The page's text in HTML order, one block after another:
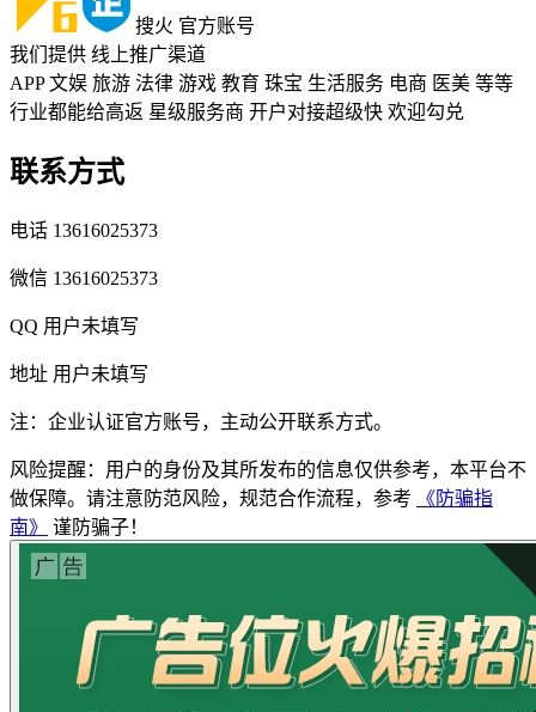
搜火 官方账号
我们提供 线上推广渠道
APP 文娱 旅游 法律 游戏 教育 珠宝 生活服务 电商 医美 等等
行业都能给高返 星级服务商 开户对接超级快 欢迎勾兑
联系方式
电话 13616025373
微信 13616025373
QQ 用户未填写
地址 用户未填写
注：企业认证官方账号，主动公开联系方式。
风险提醒：用户的身份及其所发布的信息仅供参考，本平台不
做保障。请注意防范风险，规范合作流程，参考
《防骗指
南》
谨防骗子！